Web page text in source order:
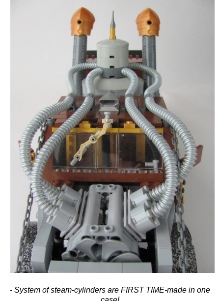
- System of steam-cylinders are FIRST TIME-made in one